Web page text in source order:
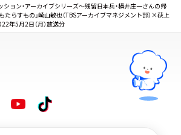
ッション・アーカイブシリーズ～残留日本兵・横井庄一さんの帰
たらすもの」崎山敏也（TBSアーカイブマネジメント部）×荻上
年5月2日（月）放送分